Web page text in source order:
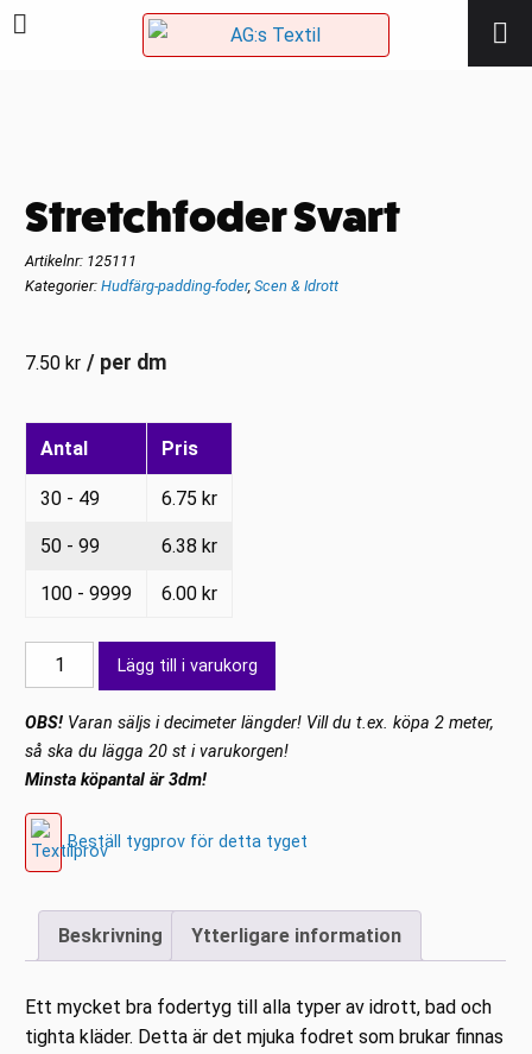
Stretchfoder Svart
Artikelnr: 125111
Kategorier:Hudfärg-padding-foder,Scen & Idrott
7.50kr / per dm
Antal Pris
30 - 49 6.75kr
50 - 99 6.38kr
100 - 9999 6.00kr
Stretchfoder
Svart
mängd
Lägg till i varukorg
OBS! Varan säljs i decimeter längder! Vill du t.ex. köpa 2 meter,
så ska du lägga 20 st i varukorgen!
Minsta köpantal är 3dm!
Beställ tygprov för detta tyget
Beskrivning Ytterligare information
Ett mycket bra fodertyg till alla typer av idrott, bad och
tighta kläder. Detta är det mjuka fodret som brukar finnas